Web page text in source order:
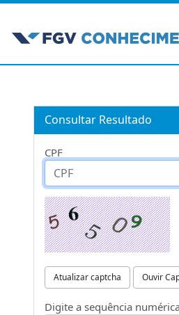
Consultar Resultado
CPF
Atualizar captcha Ouvir
Digite a sequência